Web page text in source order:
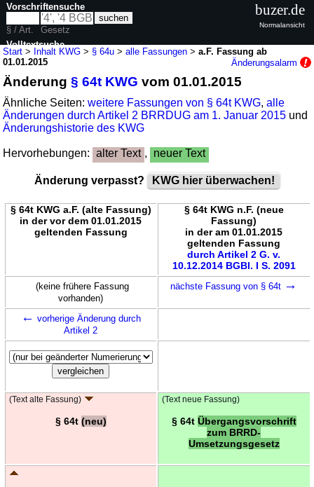
Start > Inhalt KWG > § 64u >alle Fassungen >a.F. Fassung ab
01.01.2015
Änderungsalarm
Änderung§ 64t KWG vom 01.01.2015
Ähnliche Seiten:weitere Fassungen von § 64t KWG,alle
Änderungen durch Artikel 2 BRRDUG am 1. Januar 2015 und
Änderungshistorie des KWG
Hervorhebungen: alter Text , neuer Text
Änderung verpasst? KWG hier überwachen!
§ 64t KWG a.F. (alte Fassung)
in der vor dem 01.01.2015
geltenden Fassung
§ 64t KWG n.F. (neue
Fassung)
in der am 01.01.2015
geltenden Fassung
durch Artikel 2 G. v.
10.12.2014 BGBl. I S. 2091
(keine frühere Fassung
vorhanden)
nächste Fassung von § 64t →
← vorherige Änderung durch
Artikel 2
(Text alte Fassung)
§ 64t (neu)
(Text neue Fassung)
§ 64t Übergangsvorschrift
zum BRRD-
Umsetzungsgesetz
Vorschriftensuche
§ / Art.
Gesetz
Volltextsuche
buzer.de
Normalansicht